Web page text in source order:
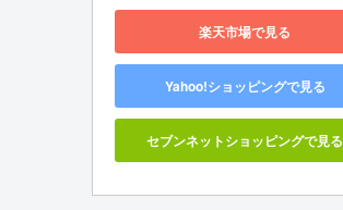
楽天市場で見る
Yahoo!ショッピングで見る
セブンネットショッピングで見る